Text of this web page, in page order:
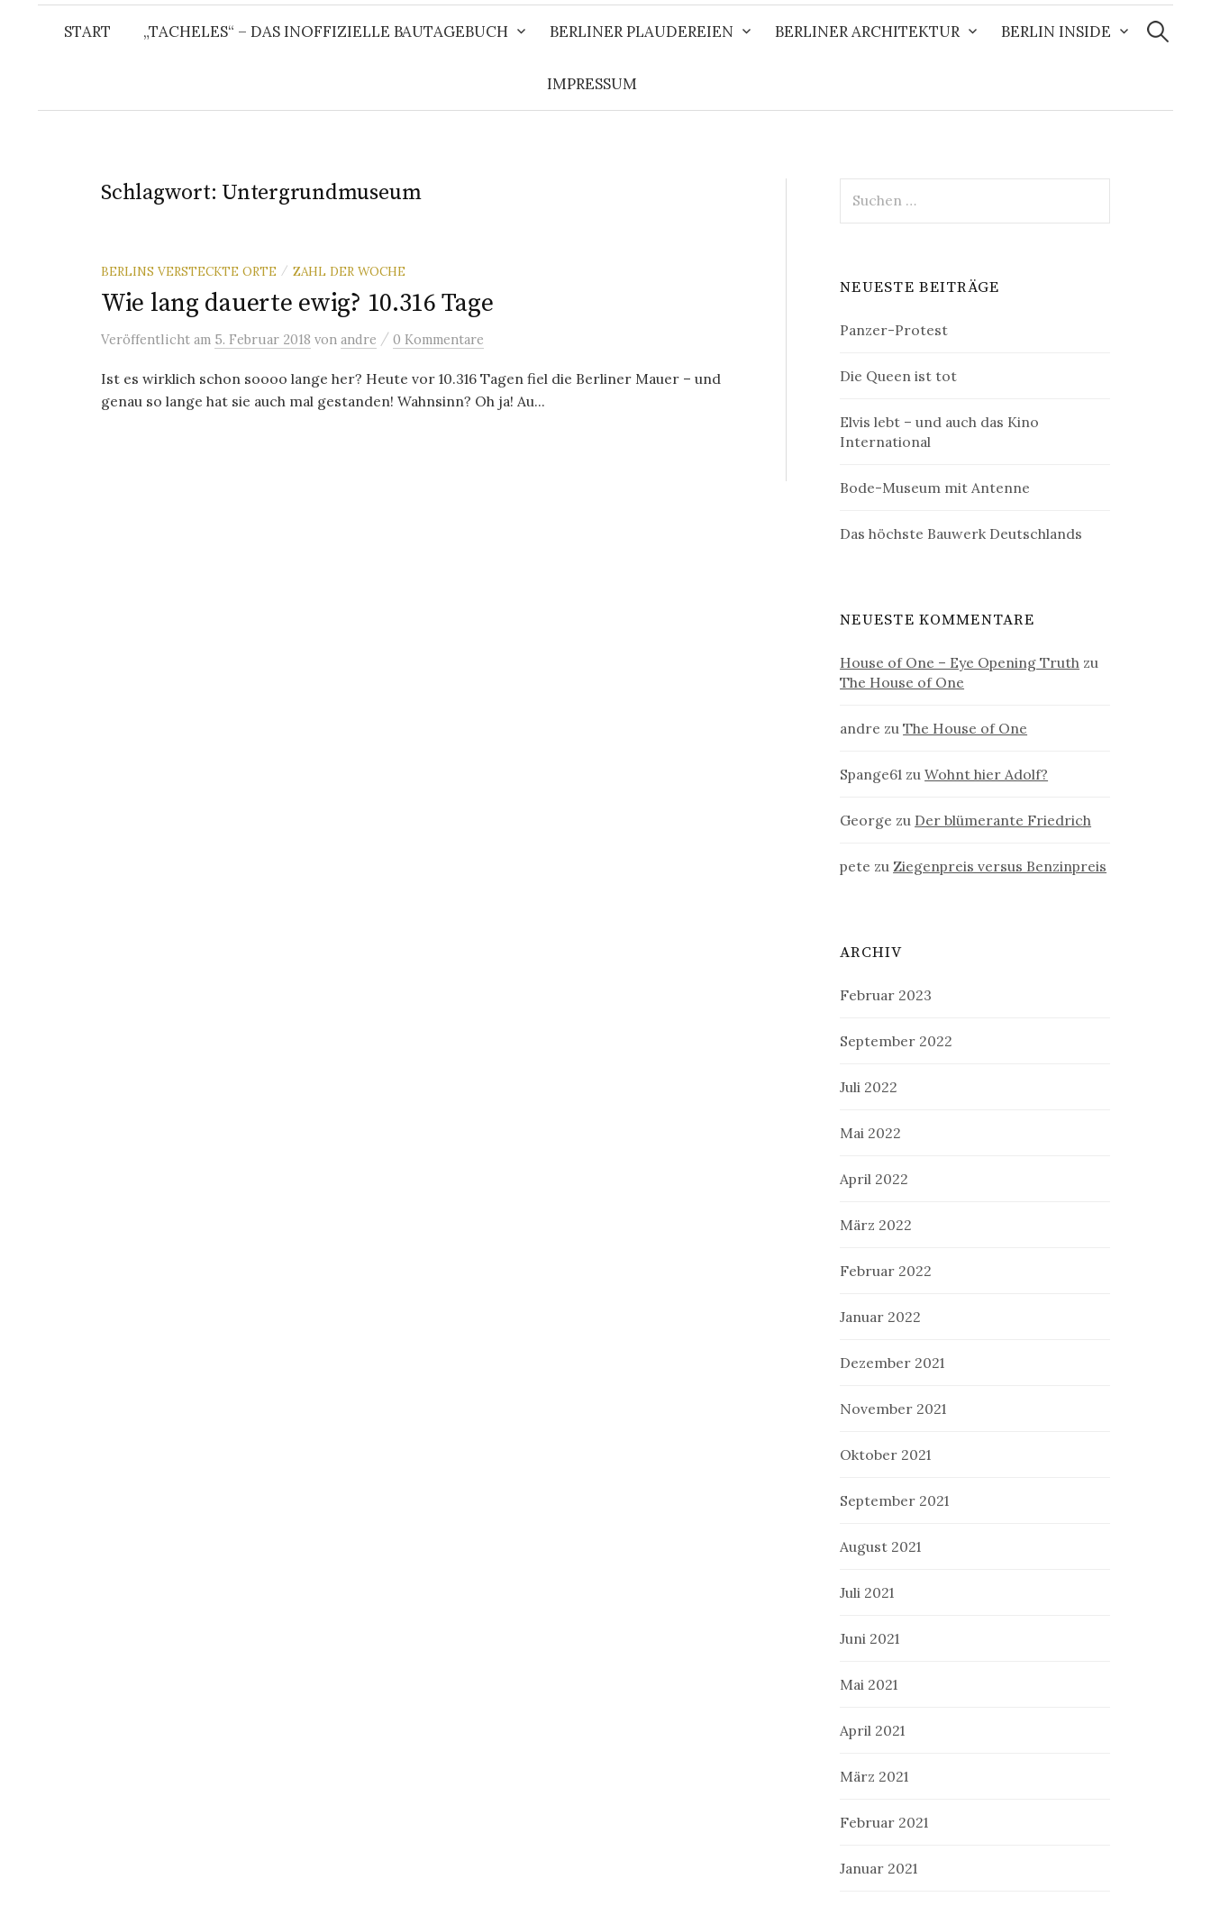
START „TACHELES“ – DAS INOFFIZIELLE BAUTAGEBUCH BERLINER PLAUDEREIEN BERLINER ARCHITEKTUR BERLIN INSIDE
IMPRESSUM
Suchen
nach:
Schlagwort: Untergrundmuseum
BERLINS VERSTECKTE ORTE / ZAHL DER WOCHE
Wie lang dauerte ewig? 10.316 Tage
Veröffentlicht am 5. Februar 2018 von andre / 0 Kommentare
Ist es wirklich schon soooo lange her? Heute vor 10.316 Tagen fiel die Berliner Mauer – und
genau so lange hat sie auch mal gestanden! Wahnsinn? Oh ja! Au...
nach:
NEUESTE BEITRÄGE
Panzer-Protest
Die Queen ist tot
Elvis lebt – und auch das Kino
International
Bode-Museum mit Antenne
Das höchste Bauwerk Deutschlands
NEUESTE KOMMENTARE
House of One – Eye Opening Truth zu
The House of One
andre zuThe House of One
Spange61 zuWohnt hier Adolf?
George zu Der blümerante Friedrich
pete zu Ziegenpreis versus Benzinpreis
ARCHIV
Februar 2023
September 2022
Juli 2022
Mai 2022
April 2022
März 2022
Februar 2022
Januar 2022
Dezember 2021
November 2021
Oktober 2021
September 2021
August 2021
Juli 2021
Juni 2021
Mai 2021
April 2021
März 2021
Februar 2021
Januar 2021